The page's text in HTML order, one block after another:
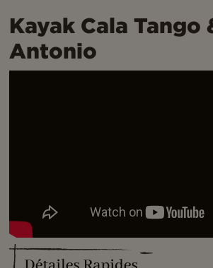
Kayak Cala Tango
Antonio